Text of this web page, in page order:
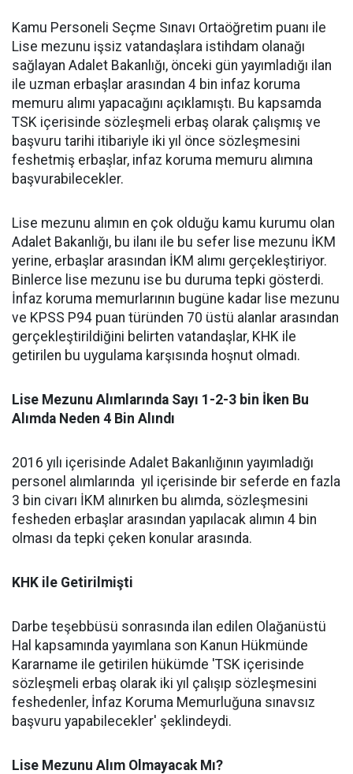
Kamu Personeli Seçme Sınavı Ortaöğretim puanı ile
Lise mezunu işsiz vatandaşlara istihdam olanağı
sağlayan Adalet Bakanlığı, önceki gün yayımladığı ilan
ile uzman erbaşlar arasından 4 bin infaz koruma
memuru alımı yapacağını açıklamıştı. Bu kapsamda
TSK içerisinde sözleşmeli erbaş olarak çalışmış ve
başvuru tarihi itibariyle iki yıl önce sözleşmesini
feshetmiş erbaşlar, infaz koruma memuru alımına
başvurabilecekler.
Lise mezunu alımın en çok olduğu kamu kurumu olan
Adalet Bakanlığı, bu ilanı ile bu sefer lise mezunu İKM
yerine, erbaşlar arasından İKM alımı gerçekleştiriyor.
Binlerce lise mezunu ise bu duruma tepki gösterdi.
İnfaz koruma memurlarının bugüne kadar lise mezunu
ve KPSS P94 puan türünden 70 üstü alanlar arasından
gerçekleştirildiğini belirten vatandaşlar, KHK ile
getirilen bu uygulama karşısında hoşnut olmadı.
Lise Mezunu Alımlarında Sayı 1-2-3 bin İken Bu
Alımda Neden 4 Bin Alındı
2016 yılı içerisinde Adalet Bakanlığının yayımladığı
personel alımlarında yıl içerisinde bir seferde en fazla
3 bin civarı İKM alınırken bu alımda, sözleşmesini
fesheden erbaşlar arasından yapılacak alımın 4 bin
olması da tepki çeken konular arasında.
KHK ile Getirilmişti
Darbe teşebbüsü sonrasında ilan edilen Olağanüstü
Hal kapsamında yayımlana son Kanun Hükmünde
Kararname ile getirilen hükümde 'TSK içerisinde
sözleşmeli erbaş olarak iki yıl çalışıp sözleşmesini
feshedenler, İnfaz Koruma Memurluğuna sınavsız
başvuru yapabilecekler' şeklindeydi.
Lise Mezunu Alım Olmayacak Mı?